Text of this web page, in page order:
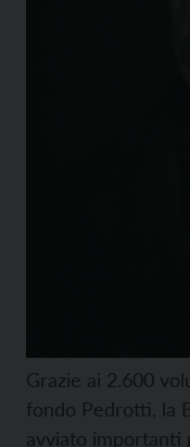
Grazie ai 2.600
fondo Pedrotti, la
avviato importanti